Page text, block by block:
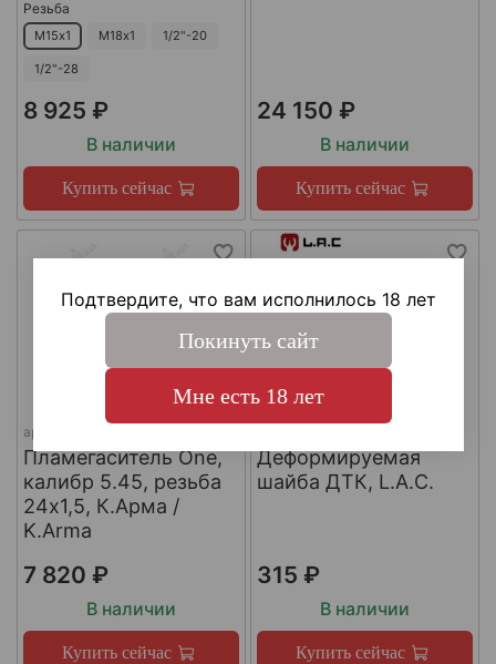
Резьба
М15х1 М18х1 1/2"-20
1/2"-28
8 925 ₽
В наличии
Купить сейчас
24 150 ₽
В наличии
Купить сейчас
арт.
Пламегаситель One,
калибр 5.45, резьба
24х1,5, К.Арма /
K.Arma
7 820 ₽
В наличии
Купить сейчас
Деформируемая
шайба ДТК, L.A.C.
315 ₽
В наличии
Купить сейчас
Подтвердите, что вам исполнилось 18 лет
Покинуть сайт
Мне есть 18 лет